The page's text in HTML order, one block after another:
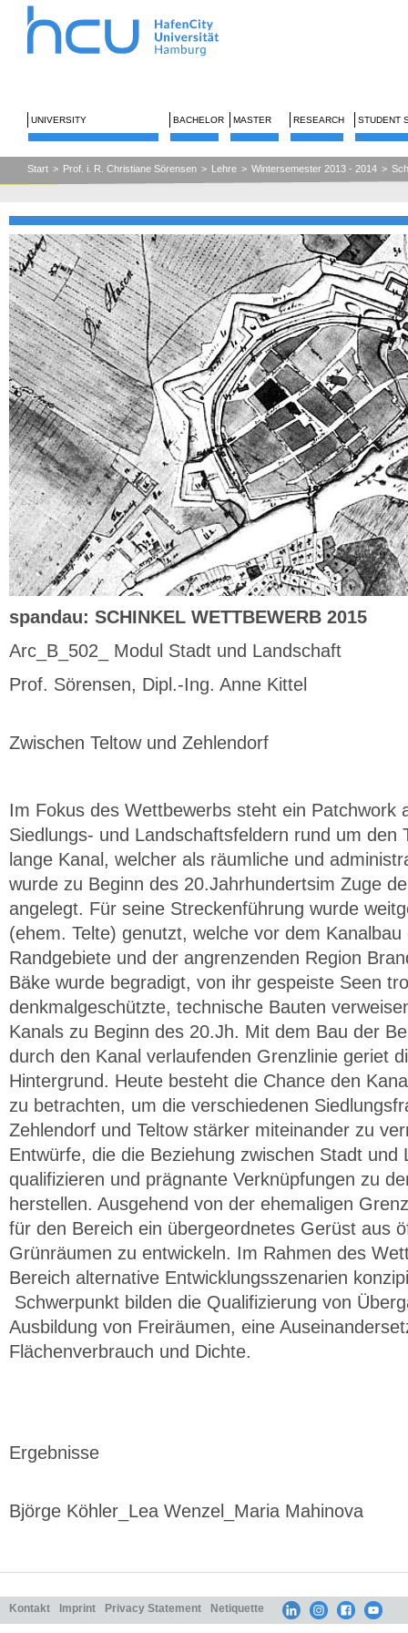
UNIVERSITY BACHELOR MASTER RESEARCH STUDENT
Start > Prof. i. R. Christiane Sörensen > Lehre > Wintersemester 2013 - 2014 >
spandau: SCHINKEL WETTBEWERB 2015
Arc_B_502_ Modul Stadt und Landschaft
Prof. Sörensen, Dipl.-Ing. Anne Kittel
Zwischen Teltow und Zehlendorf
Im Fokus des Wettbewerbs steht ein Patchwork
Siedlungs- und Landschaftsfeldern rund um den
lange Kanal, welcher als räumliche und
wurde zu Beginn des 20.Jahrhundertsim Zuge
angelegt. Für seine Streckenführung wurde
(ehem. Telte) genutzt, welche vor dem
Randgebiete und der angrenzenden Region
Bäke wurde begradigt, von ihr gespeiste Seen
denkmalgeschützte, technische Bauten
Kanals zu Beginn des 20.Jh. Mit dem Bau der
durch den Kanal verlaufenden Grenzlinie geriet
Hintergrund. Heute besteht die Chance den
zu betrachten, um die verschiedenen
Zehlendorf und Teltow stärker miteinander zu
Entwürfe, die die Beziehung zwischen Stadt und
qualifizieren und prägnante Verknüpfungen zu
herstellen. Ausgehend von der ehemaligen
für den Bereich ein übergeordnetes Gerüst aus
Grünräumen zu entwickeln. Im Rahmen des
Bereich alternative Entwicklungsszenarien
Schwerpunkt bilden die Qualifizierung von
Ausbildung von Freiräumen, eine
Flächenverbrauch und Dichte.
Ergebnisse
Björge Köhler_Lea Wenzel_Maria Mahinova
Kontakt Imprint Privacy Statement Netiquette